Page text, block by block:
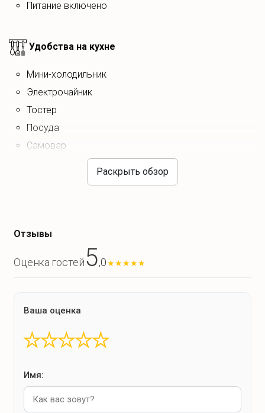
Питание включено
Удобства на кухне
Мини-холодильник
электрочайник
тостер
посуда
самовар
Зоны отдыха
терраса
Баня
Скраб
Освежающие витаминные напитки
Раскрыть обзор
Отзывы
Оценка гостей 5,0★★★★★
Ваша оценка
★
★
★
★
★
Имя: